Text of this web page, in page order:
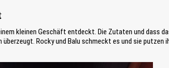
kleinen Geschäft entdeckt. Die Zutaten und dass
Rocky und Balu schmeckt es und sie putzen